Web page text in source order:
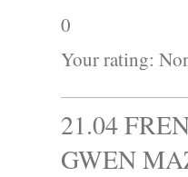
0
Your rating:
21.04
GWEN